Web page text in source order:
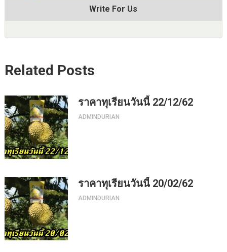
Write For Us
Related Posts
ราคาทุเรียนวันนี้ 22/12/62
ADMINDURIAN
ราคาทุเรียนวันนี้ 20/02/62
ADMINDURIAN